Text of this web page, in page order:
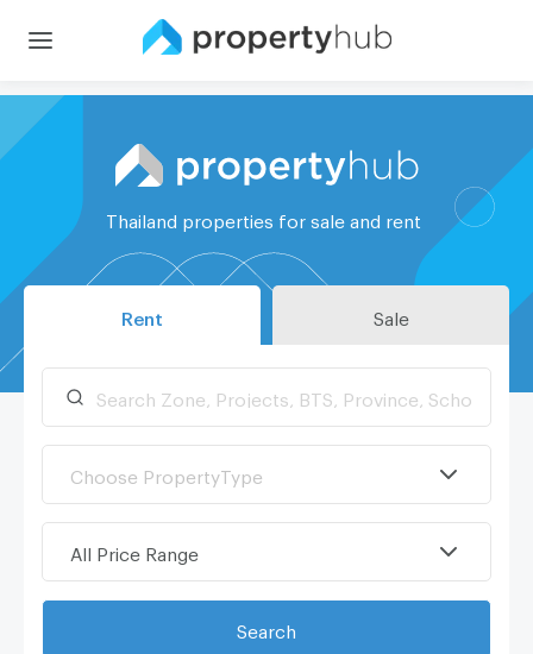
Thailand properties for sale and rent
Rent Sale
Choose PropertyType
All Price Range
Search